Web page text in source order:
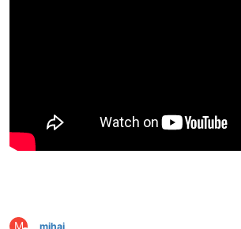
M mihai